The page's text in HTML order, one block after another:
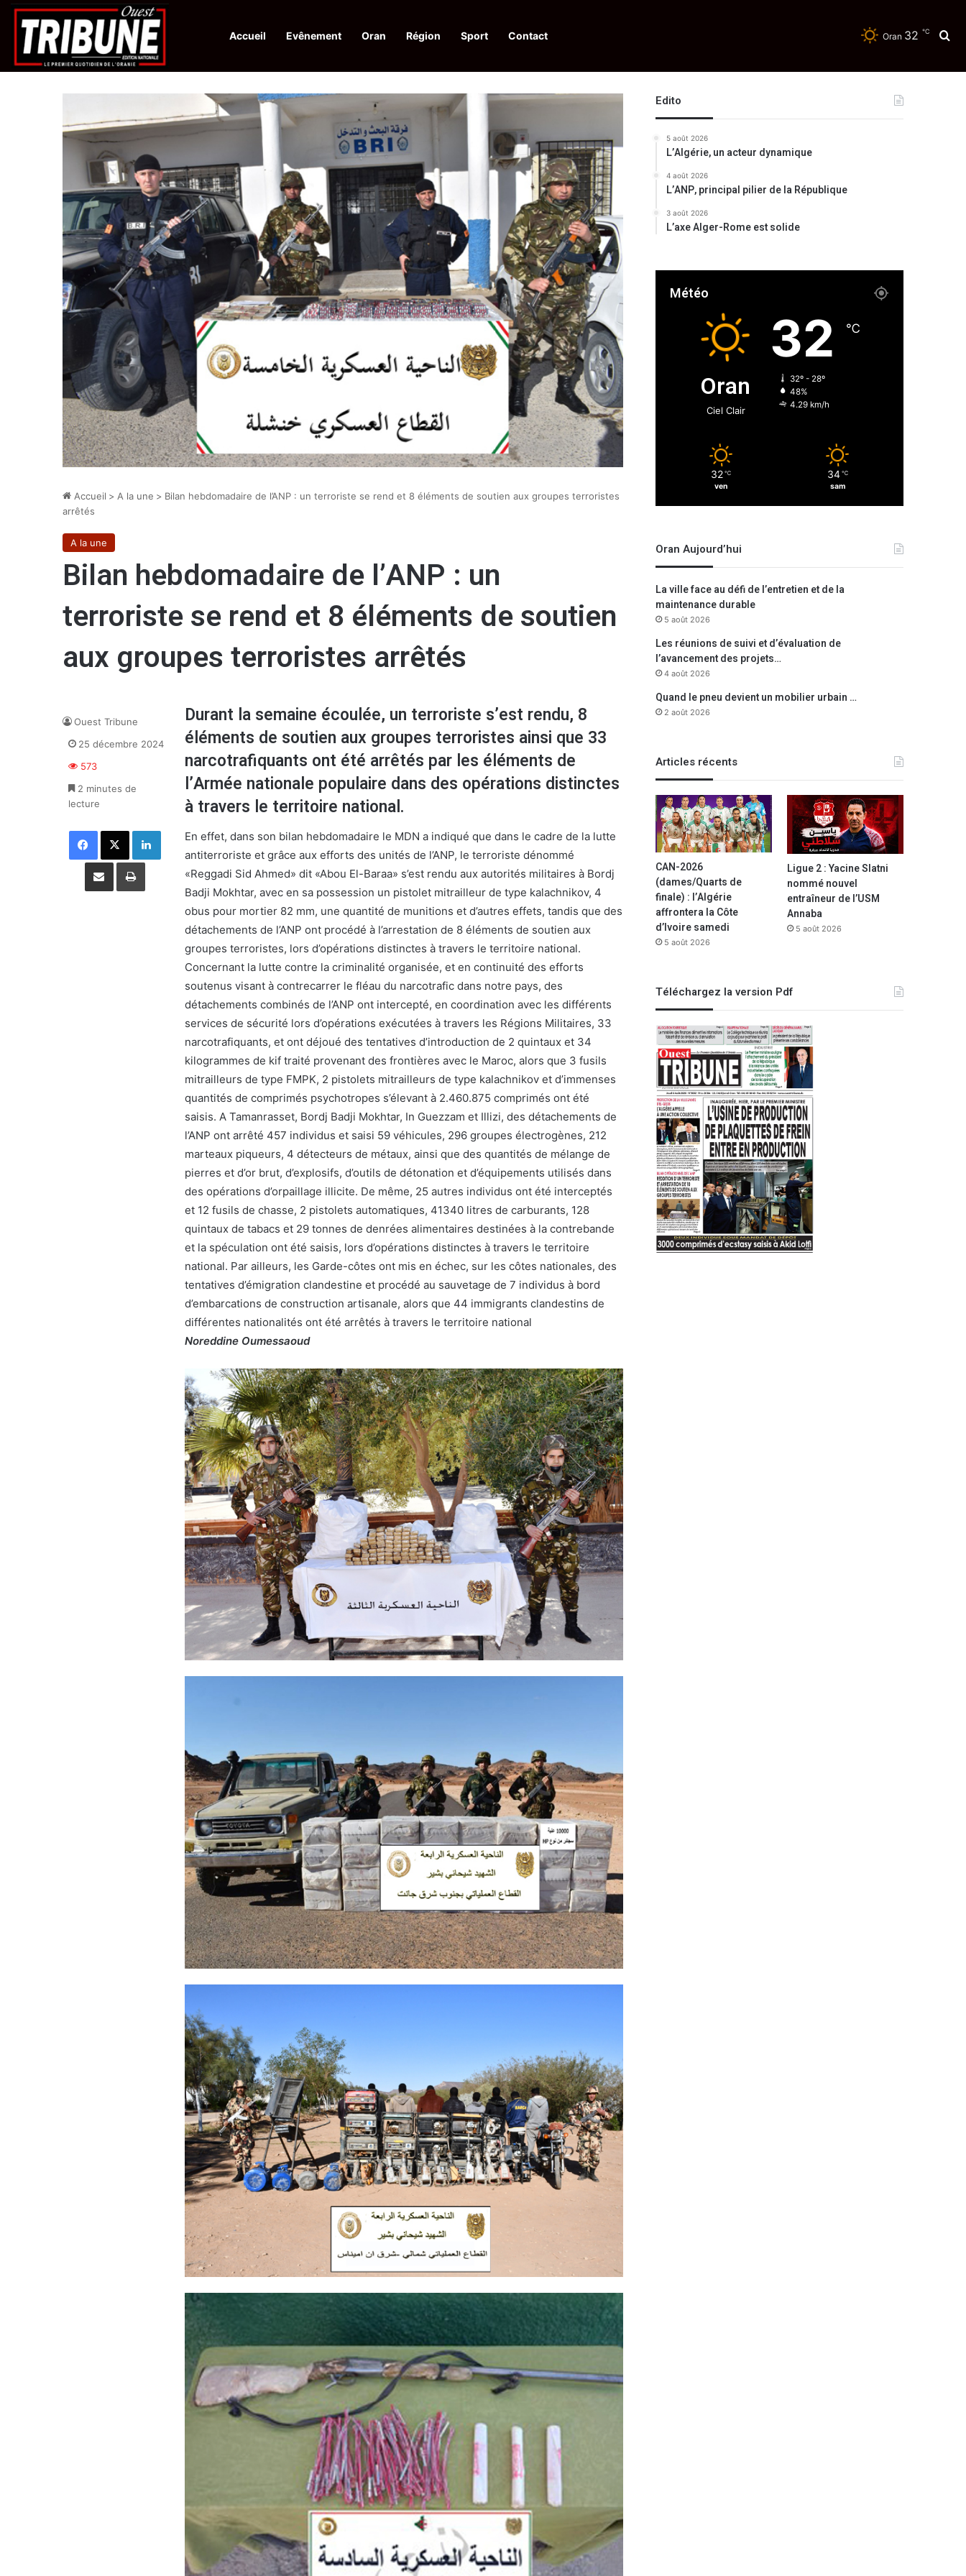
Accueil Evênement Oran Région Sport Contact Oran 32 ℃
Infos en Direct: Protection de la ville sainte d’El-Qods : l’Algérie appelle à une action collective
Accueil > A la une > Bilan hebdomadaire de l’ANP : un terroriste se rend et 8 éléments de soutien aux groupes terroristes
arrêtés
A la une
Bilan hebdomadaire de l’ANP : un
terroriste se rend et 8 éléments de soutien
aux groupes terroristes arrêtés
Durant la semaine écoulée, un terroriste s’est rendu, 8
éléments de soutien aux groupes terroristes ainsi que 33
narcotrafiquants ont été arrêtés par les éléments de
l’Armée nationale populaire dans des opérations distinctes
à travers le territoire national.
En effet, dans son bilan hebdomadaire le MDN a indiqué que dans le cadre de la lutte
antiterroriste et grâce aux efforts des unités de l’ANP, le terroriste dénommé
«Reggadi Sid Ahmed» dit «Abou El-Baraa» s’est rendu aux autorités militaires à Bordj
Badji Mokhtar, avec en sa possession un pistolet mitrailleur de type kalachnikov, 4
obus pour mortier 82 mm, une quantité de munitions et d’autres effets, tandis que des
détachements de l’ANP ont procédé à l’arrestation de 8 éléments de soutien aux
groupes terroristes, lors d’opérations distinctes à travers le territoire national.
Concernant la lutte contre la criminalité organisée, et en continuité des efforts
soutenus visant à contrecarrer le fléau du narcotrafic dans notre pays, des
détachements combinés de l’ANP ont intercepté, en coordination avec les différents
services de sécurité lors d’opérations exécutées à travers les Régions Militaires, 33
narcotrafiquants, et ont déjoué des tentatives d’introduction de 2 quintaux et 34
kilogrammes de kif traité provenant des frontières avec le Maroc, alors que 3 fusils
mitrailleurs de type FMPK, 2 pistolets mitrailleurs de type kalachnikov et d’immenses
quantités de comprimés psychotropes s’élevant à 2.460.875 comprimés ont été
saisis. A Tamanrasset, Bordj Badji Mokhtar, In Guezzam et Illizi, des détachements de
l’ANP ont arrêté 457 individus et saisi 59 véhicules, 296 groupes électrogènes, 212
marteaux piqueurs, 4 détecteurs de métaux, ainsi que des quantités de mélange de
pierres et d’or brut, d’explosifs, d’outils de détonation et d’équipements utilisés dans
des opérations d’orpaillage illicite. De même, 25 autres individus ont été interceptés
et 12 fusils de chasse, 2 pistolets automatiques, 41340 litres de carburants, 128
quintaux de tabacs et 29 tonnes de denrées alimentaires destinées à la contrebande
et la spéculation ont été saisis, lors d’opérations distinctes à travers le territoire
national. Par ailleurs, les Garde-côtes ont mis en échec, sur les côtes nationales, des
tentatives d’émigration clandestine et procédé au sauvetage de 7 individus à bord
d’embarcations de construction artisanale, alors que 44 immigrants clandestins de
différentes nationalités ont été arrêtés à travers le territoire national
Noreddine Oumessaoud
Ouest Tribune
25 décembre 2024
573
2 minutes de
lecture
Facebook X Linkedin
Partager par email Imprimer
Edito
5 août 2026
L’Algérie, un acteur dynamique
4 août 2026
L’ANP, principal pilier de la République
3 août 2026
L’axe Alger-Rome est solide
Météo
Oran
Ciel Clair
32 ℃
32º - 28º
48%
4.29 km/h
32 ℃
ven
34 ℃
sam
Oran Aujourd’hui
La ville face au défi de l’entretien et de la
maintenance durable
5 août 2026
Les réunions de suivi et d’évaluation de
l’avancement des projets…
4 août 2026
Quand le pneu devient un mobilier urbain …
2 août 2026
Articles récents
CAN-2026
(dames/Quarts de
finale) : l’Algérie
affrontera la Côte
d’Ivoire samedi
5 août 2026
Ligue 2 : Yacine Slatni
nommé nouvel
entraîneur de l’USM
Annaba
5 août 2026
Téléchargez la version Pdf